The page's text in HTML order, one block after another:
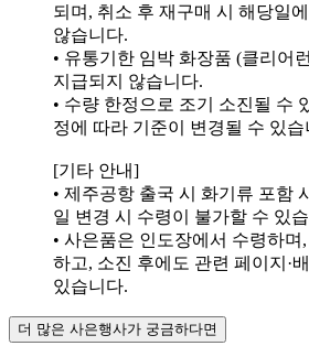
되며, 취소 후 재구매 시 해당일
않습니다.
• 유통기한 임박 화장품 (클리어
지급되지 않습니다.
• 수량 한정으로 조기 소진될 수
정에 따라 기준이 변경될 수 있습
[기타 안내]
• 제주공항 출국 시 화기류 포함
일 변경 시 수령이 불가할 수 있
• 사은품은 인도장에서 수령하
하고, 소진 후에도 관련 페이지·
있습니다.
더 많은 사은행사가 궁금하다면